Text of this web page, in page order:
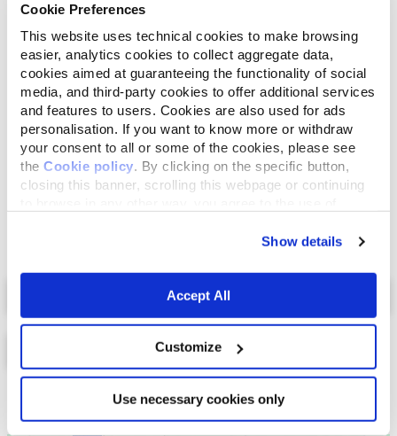
Cookie Preferences
This website uses technical cookies to make browsing
easier, analytics cookies to collect aggregate data,
cookies aimed at guaranteeing the functionality of social
media, and third-party cookies to offer additional services
and features to users. Cookies are also used for ads
personalisation. If you want to know more or withdraw
your consent to all or some of the cookies, please see
the Cookie policy. By clicking on the specific button,
closing this banner, scrolling this webpage or continuing
Show details
Accept All
Customize
Use necessary cookies only
Ingredienti
Componenti analitici
Tacchino 44% (tacchino fresco 26%, tacchino
disidratato 18%), granturco*, riso, farina di riso
integrale, proteine animali idrolizzate, grasso di
pollo, manzo disidratato 1,3%, sostanze minerali,
mannano-oligo-saccaridi 0,1%, inulina di cicoria
fonte di FOS 0,1%. *No OGM.
Select a tab
Mappa